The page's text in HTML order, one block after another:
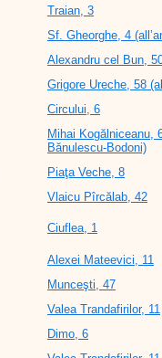
Traian, 3
Sf. Gheorghe, 4
Alexandru cel Bun,
Grigore Ureche, 58
Circului, 6
Mihai Kogălniceanu,
Bănulescu-Bodoni)
Piaţa Veche, 8
Vlaicu Pîrcălab, 42
Ciuflea, 1
Alexei Mateevici, 11
Munceşti, 47
Valea Trandafirilor, 11
Dimo, 6